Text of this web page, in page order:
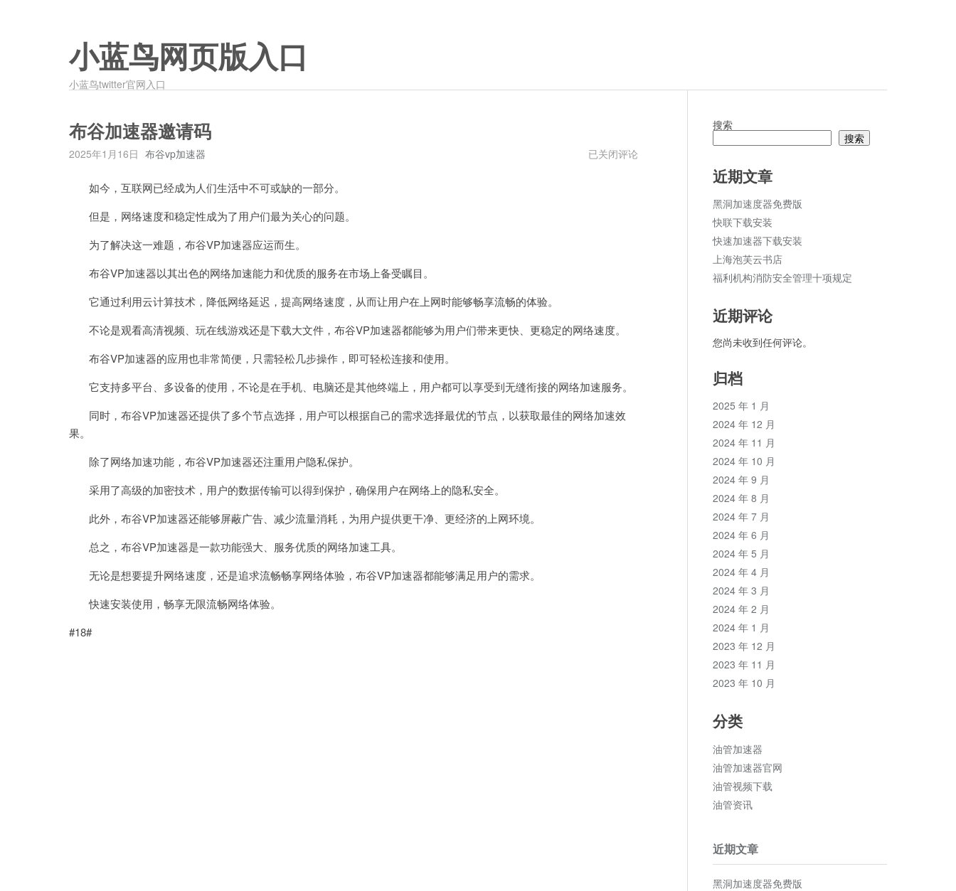
小蓝鸟网页版入口
小蓝鸟twitter官网入口
布谷加速器邀请码
2025年1月16日 布谷vp加速器
布
已关闭评论
如今，互联网已经成为人们生活中不可或缺的一部分。
但是，网络速度和稳定性成为了用户们最为关心的问题。
为了解决这一难题，布谷VP加速器应运而生。
布谷VP加速器以其出色的网络加速能力和优质的服务在市场上备受瞩目。
它通过利用云计算技术，降低网络延迟，提高网络速度，从而让用户在上网时能够畅享流畅的体验。
不论是观看高清视频、玩在线游戏还是下载大文件，布谷VP加速器都能够为用户们带来更快、更稳定的网络速度。
布谷VP加速器的应用也非常简便，只需轻松几步操作，即可轻松连接和使用。
它支持多平台、多设备的使用，不论是在手机、电脑还是其他终端上，用户都可以享受到无缝衔接的网络加速服务。
同时，布谷VP加速器还提供了多个节点选择，用户可以根据自己的需求选择最优的节点，以获取最佳的网络加速效
果。
除了网络加速功能，布谷VP加速器还注重用户隐私保护。
采用了高级的加密技术，用户的数据传输可以得到保护，确保用户在网络上的隐私安全。
此外，布谷VP加速器还能够屏蔽广告、减少流量消耗，为用户提供更干净、更经济的上网环境。
总之，布谷VP加速器是一款功能强大、服务优质的网络加速工具。
无论是想要提升网络速度，还是追求流畅畅享网络体验，布谷VP加速器都能够满足用户的需求。
快速安装使用，畅享无限流畅网络体验。
#18#
搜索
搜索
近期文章
黑洞加速度器免费版
快联下载安装
快速加速器下载安装
上海泡芙云书店
福利机构消防安全管理十项规定
近期评论
您尚未收到任何评论。
归档
2025 年 1 月
2024 年 12 月
2024 年 11 月
2024 年 10 月
2024 年 9 月
2024 年 8 月
2024 年 7 月
2024 年 6 月
2024 年 5 月
2024 年 4 月
2024 年 3 月
2024 年 2 月
2024 年 1 月
2023 年 12 月
2023 年 11 月
2023 年 10 月
分类
油管加速器
油管加速器官网
油管视频下载
油管资讯
近期文章
黑洞加速度器免费版